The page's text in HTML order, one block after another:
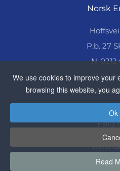
We use cookies to improve your
browsing this website, you
Ok
Read
Norsk
P.b. 27
N-0212
+47 22
E-post:
Følg